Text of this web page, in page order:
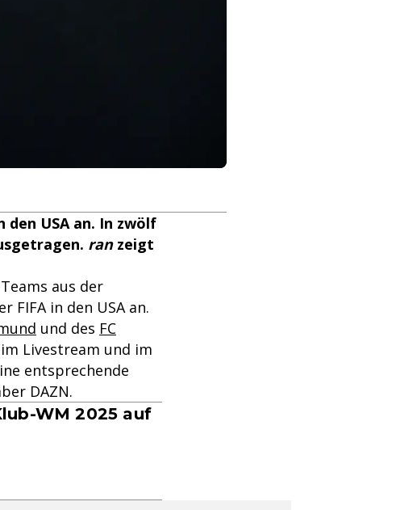
den USA an. In zwölf
ranzeigt
aus der
FIFA in den USA an.
und des FC
Livestream und im
entsprechende
DAZN.
WM 2025 auf